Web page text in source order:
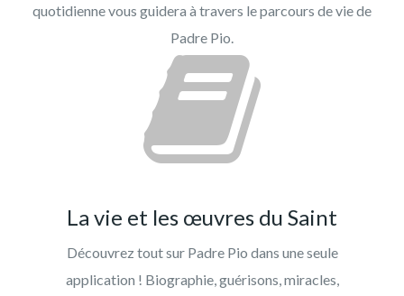
quotidienne vous guidera à travers le parcours de vie de
Padre Pio.
La vie et les œuvres du Saint
Découvrez tout sur Padre Pio dans une seule
application ! Biographie, guérisons, miracles,